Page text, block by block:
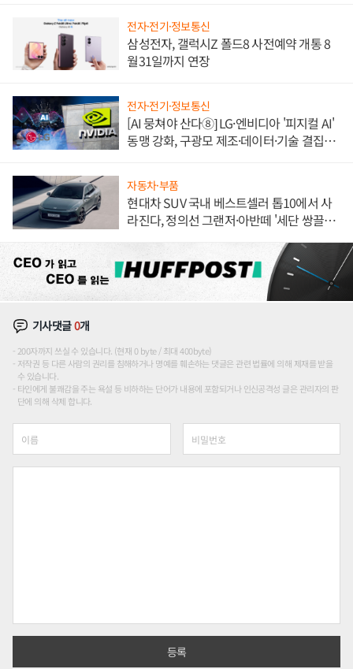
전자·전기·정보통신
삼성전자, 갤럭시Z 폴드8 사전예약 개통 8
월31일까지 연장
전자·전기·정보통신
[AI 뭉쳐야 산다⑧] LG·엔비디아 '피지컬 AI'
동맹 강화, 구광모 제조·데이터·기술 결집
자동차·부품
현대차 SUV 국내 베스트셀러 톱10에서 사
라진다, 정의선 그랜저·아반떼 '세단 쌍끌
기사댓글0개
200자까지 쓰실 수 있습니다. (현재 0 byte / 최대 400byte)
저작권 등 다른 사람의 권리를 침해하거나 명예를 훼손하는 댓글은 관련 법률에 의해 제재를 받을
수 있습니다.
타인에게 불쾌감을 주는 욕설 등 비하하는 단어가 내용에 포함되거나 인신공격성 글은 관리자의 판
단에 의해 삭제 합니다.